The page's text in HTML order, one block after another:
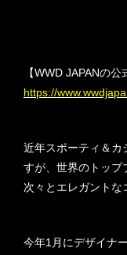
【WWD JAPANの公
https://
近年スポーティ＆カ
すが、世界のトップ
次々とエレガントな
今年1月にデザイナ